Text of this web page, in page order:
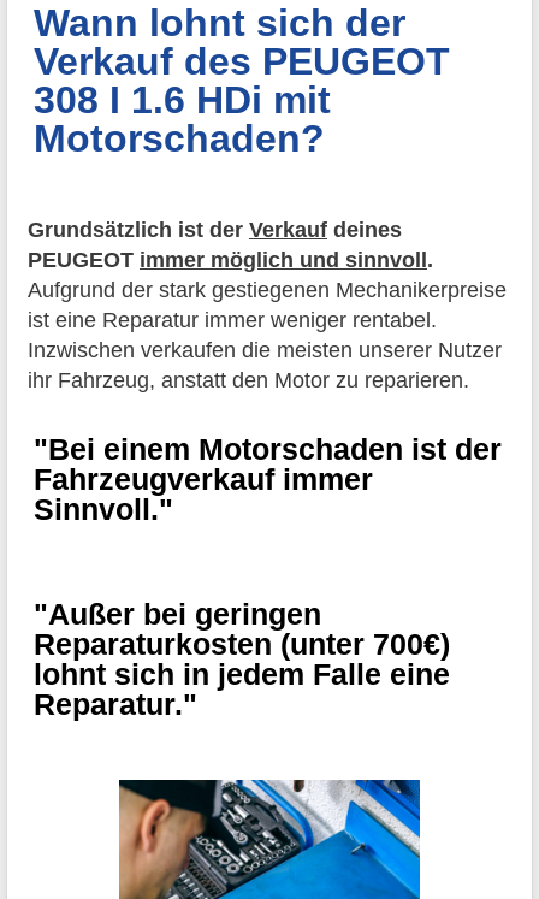
Wann lohnt sich der
Verkauf des PEUGEOT
308 I 1.6 HDi mit
Motorschaden?
Grundsätzlich ist der Verkauf deines
PEUGEOT immer möglich und sinnvoll .
Aufgrund der stark gestiegenen Mechanikerpreise
ist eine Reparatur immer weniger rentabel.
Inzwischen verkaufen die meisten unserer Nutzer
ihr Fahrzeug, anstatt den Motor zu reparieren.
"Bei einem Motorschaden ist der
Fahrzeugverkauf immer
Sinnvoll."
"Außer bei geringen
Reparaturkosten (unter 700€)
lohnt sich in jedem Falle eine
Reparatur."